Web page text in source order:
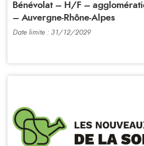
Bénévolat – H/F –
– Auvergne-Rhône-Alpes
Date limite : 31/12/2029